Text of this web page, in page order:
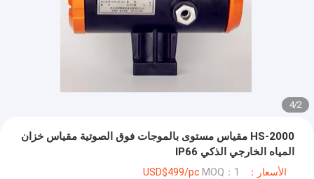
2
/
4
HS-2000 مقياس مستوى بالموجات فوق الصوتية مقياس خزان
المياه الخارجي الذكي IP66
الأسعار：USD$499/pc MOQ：1